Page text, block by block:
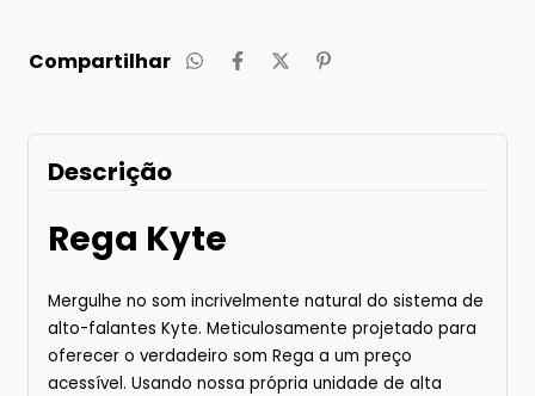
Compartilhar
Descrição
Rega Kyte
Mergulhe no som incrivelmente natural do sistema de
alto-falantes Kyte. Meticulosamente projetado para
oferecer o verdadeiro som Rega a um preço
acessível. Usando nossa própria unidade de alta